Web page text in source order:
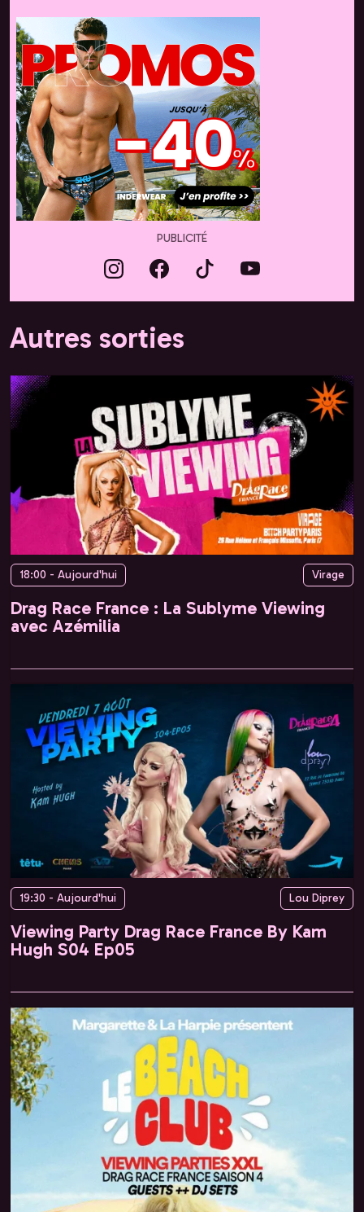
PUBLICITÉ
Autres sorties
18:00 - Aujourd'hui Virage
Drag Race France : La Sublyme Viewing
avec Azémilia
19:30 - Aujourd'hui Lou Diprey
Viewing Party Drag Race France By Kam
Hugh S04 Ep05